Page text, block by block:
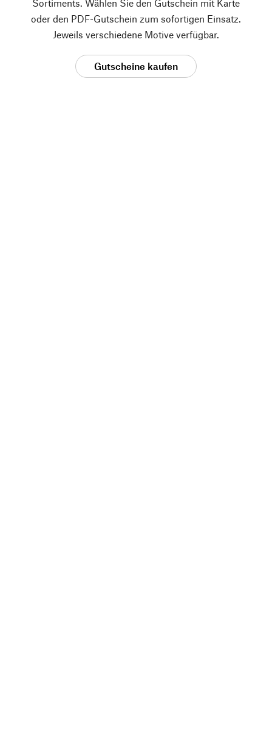
Sortiments. Wählen Sie den Gutschein mit Karte
oder den PDF-Gutschein zum sofortigen Einsatz.
Jeweils verschiedene Motive verfügbar.
Gutscheine kaufen